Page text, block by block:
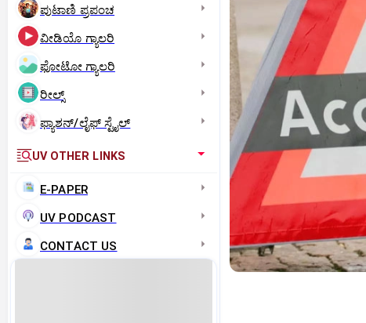
ಪುಟಾಣಿ ಪ್ರಪಂಚ
ವೀಡಿಯೊ ಗ್ಯಾಲರಿ
ಫೋಟೋ ಗ್ಯಾಲರಿ
ರೀಲ್ಸ್
ಫ್ಯಾಶನ್/ಲೈಫ್‌ ಸ್ಟೈಲ್
UV OTHER LINKS
E-PAPER
UV PODCAST
CONTACT US